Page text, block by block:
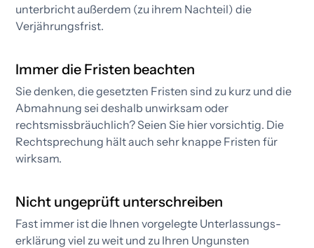
unterbricht außerdem (zu ihrem Nachteil) die
Verjährungsfrist.​
Immer die Fristen beachten
Sie denken, die gesetzten Fristen sind zu kurz und die
Abmahnung sei deshalb unwirksam oder
rechtsmissbräuchlich? Seien Sie hier vorsichtig. Die
Rechtsprechung hält auch sehr knappe Fristen für
wirksam.
Nicht ungeprüft unterschreiben
Fast immer ist die Ihnen vorgelegte Unterlassungs­
erklärung viel zu weit und zu Ihren Ungunsten